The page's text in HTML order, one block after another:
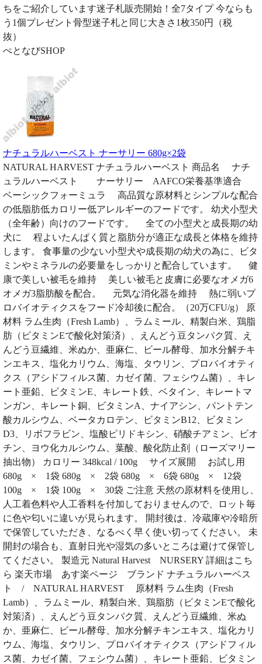
ちをご紹介しています迷子札販売開始！全7タイプ 今ならも
う1個プレゼント骨型迷子札と同じ大きさ1枚350円（税
抜）
ぺとなびSHOP
ナチュラルハーベスト ナーサリー 680g×2袋
NATURAL HARVEST ナチュラルハーベスト 商品名 ナチ
ュラルハーベスト ナーサリー AAFCO栄養基準適合
ベーシックフォーミュラ 高品質な原材料とシンプルな配合
の低脂肪低カロリー低アレルギーのフードです。 幼犬小型犬
（全年齢）向けのフードです。 全ての小型犬と成長期の幼
犬に 程よいたんぱく質と脂肪分が適正な成長と体格を維持
します。 食事量の少ない小型犬や成長期の幼犬の為に、ビタ
ミンやミネラルの必要量をしっかりと配合しています。 健
康で美しい被毛を維持 美しい被毛と皮膚に必要なオメガ6
オメガ3脂肪酸を配合。 元気な消化器を維持 熱に弱いプ
ロバイオティクスをフード冷却後に配合。（20万CFU/g） 原
材料 ラム生肉（Fresh Lamb）、ラムミール、精製白米、鶏脂
肪（ビタミンEで酸化対策済）、えんどう豆タンパク質、え
んどう豆繊維、米ぬか、亜麻仁、ビール酵母、加水分解チキ
ンエキス、塩化カリウム、海塩、タウリン、プロバイオティ
クス（アシドフィルス菌、カゼイ菌、フェシウム菌）、キレ
ート亜鉛、ビタミンE、キレート鉄、ベタイン、キレートマ
ンガン、キレート銅、ビタミンA、ナイアシン、パントテン
酸カルシウム、ベータカロテン、ビタミンB12、ビタミン
D3、リボフラビン、塩酸ピリドキシン、硝酸チアミン、ビオ
チン、ヨウ化カルシウム、葉酸、酸化防止剤（ローズマリー
抽出物） カロリー 348kcal / 100g サイズ展開 お試し用
680g × 1袋 680g × 2袋 680g × 6袋 680g × 12袋
100g × 1袋 100g × 30袋 ご注意 天然の原材料を使用し、
人工着色料や人工香料を付加しておりませんので、ロット毎
に色や匂いに違いが見られます。 開封後は、冷蔵庫や冷暗所
で保管していただき、なるべく早く使い切ってください。 未
開封の場合も、直射日光や湿気の多いところは避けて保管し
てください。 製造元 Natural Harvest NURSERY 詳細はこち
ら 楽天市場 あす楽ページ ブランド ナチュラルハーベス
ト / NATURAL HARVEST 原材料 ラム生肉（Fresh
Lamb）、ラムミール、精製白米、鶏脂肪（ビタミンEで酸化
対策済）、えんどう豆タンパク質、えんどう豆繊維、米ぬ
か、亜麻仁、ビール酵母、加水分解チキンエキス、塩化カリ
ウム、海塩、タウリン、プロバイオティクス（アシドフィル
ス菌、カゼイ菌、フェシウム菌）、キレート亜鉛、ビタミン